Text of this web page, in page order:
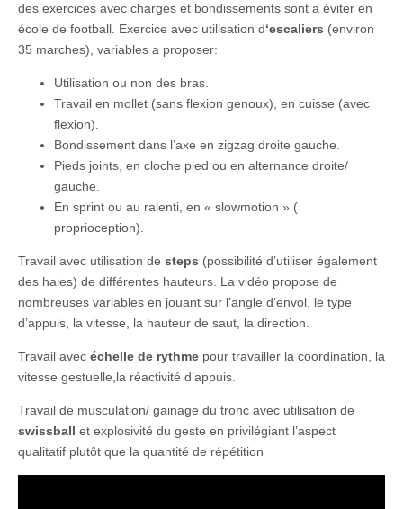
des exercices avec charges et bondissements sont a éviter en
école de football. Exercice avec utilisation d‘escaliers (environ
35 marches), variables a proposer:
Utilisation ou non des bras.
Travail en mollet (sans flexion genoux), en cuisse (avec
flexion).
Bondissement dans l’axe en zigzag droite gauche.
Pieds joints, en cloche pied ou en alternance droite/
gauche.
En sprint ou au ralenti, en « slowmotion » (
proprioception).
Travail avec utilisation de steps (possibilité d’utiliser également
des haies) de différentes hauteurs. La vidéo propose de
nombreuses variables en jouant sur l’angle d’envol, le type
d’appuis, la vitesse, la hauteur de saut, la direction.
Travail avec échelle de rythme pour travailler la coordination, la
vitesse gestuelle,la réactivité d’appuis.
Travail de musculation/ gainage du tronc avec utilisation de
swissball et explosivité du geste en privilégiant l’aspect
qualitatif plutôt que la quantité de répétition